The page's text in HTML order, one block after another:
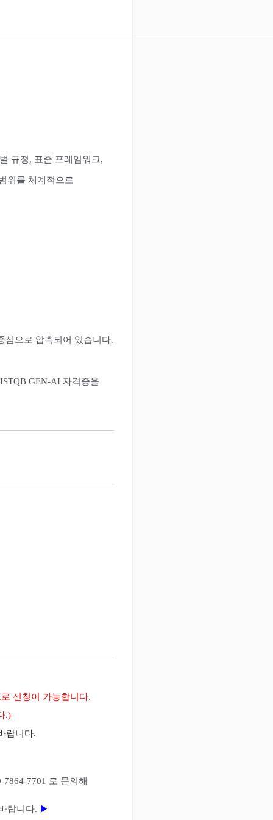
규정, 표준 프레임워크,
위를 체계적으로
심으로 압축되어 있습니다.
GEN-AI 자격증을
신청이 가능합니다.
.)
랍니다.
7701 로 문의해
랍니다. ▶